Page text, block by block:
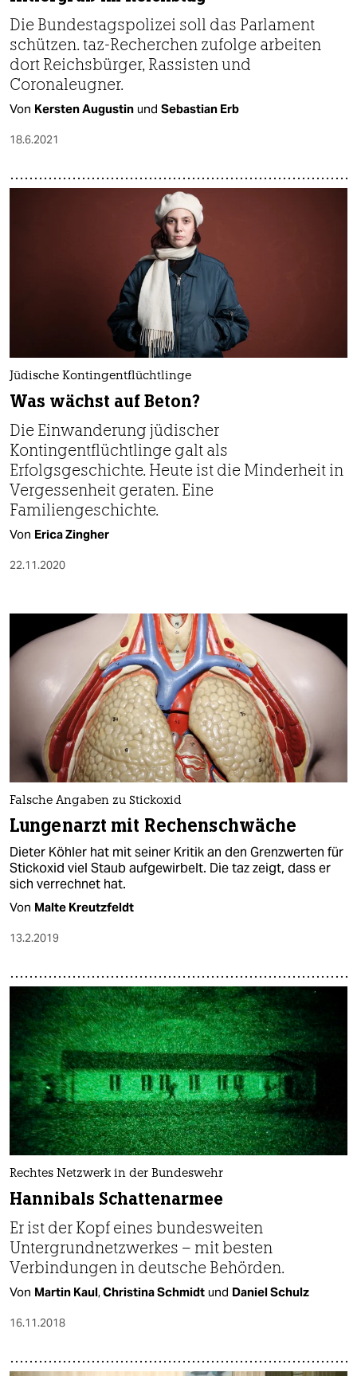
Die Bundestagspolizei soll das Parlament
schützen. taz-Recherchen zufolge arbeiten
dort Reichsbürger, Rassisten und
Coronaleugner.
Von Kersten Augustin und Sebastian Erb
18.6.2021
Jüdische Kontingentflüchtlinge
Was wächst auf Beton?
Die Einwanderung jüdischer
Kontingentflüchtlinge galt als
Erfolgsgeschichte. Heute ist die Minderheit in
Vergessenheit geraten. Eine
Familiengeschichte.
Von Erica Zingher
22.11.2020
Falsche Angaben zu Stickoxid
Lungenarzt mit Rechenschwäche
Dieter Köhler hat mit seiner Kritik an den Grenzwerten für
Stickoxid viel Staub aufgewirbelt. Die taz zeigt, dass er
sich verrechnet hat.
Von Malte Kreutzfeldt
13.2.2019
Rechtes Netzwerk in der Bundeswehr
Hannibals Schattenarmee
Er ist der Kopf eines bundesweiten
Untergrundnetzwerkes – mit besten
Verbindungen in deutsche Behörden.
Von Martin Kaul,Christina Schmidt und Daniel Schulz
16.11.2018